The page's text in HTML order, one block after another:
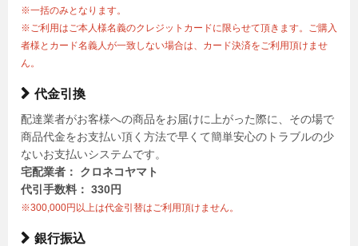
※一括のみとなります。
※ご利用はご本人様名義のクレジットカードに限らせて頂きます。ご購入
者様とカード名義人が一致しない場合は、カード決済をご利用頂けませ
ん。
代金引換
配達業者がお客様への商品をお届けに上がった際に、その場で
商品代金をお支払い頂く方法で早くて簡単安心のトラブルの少
ないお支払いシステムです。
宅配業者： クロネコヤマト
代引手数料： 330円
※300,000円以上は代金引替はご利用頂けません。
銀行振込